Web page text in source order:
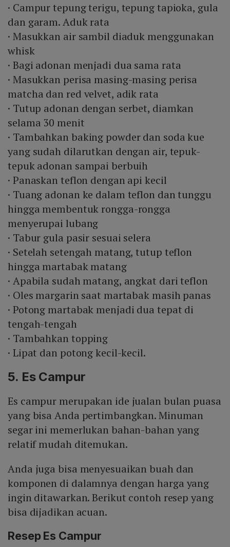
· Campur tepung terigu, tepung tapioka, gula
dan garam. Aduk rata
· Masukkan air sambil diaduk menggunakan
whisk
· Bagi adonan menjadi dua sama rata
· Masukkan perisa masing-masing perisa
matcha dan red velvet, adik rata
· Tutup adonan dengan serbet, diamkan
selama 30 menit
· Tambahkan baking powder dan soda kue
yang sudah dilarutkan dengan air, tepuk-
tepuk adonan sampai berbuih
· Panaskan teflon dengan api kecil
· Tuang adonan ke dalam teflon dan tunggu
hingga membentuk rongga-rongga
menyerupai lubang
· Tabur gula pasir sesuai selera
· Setelah setengah matang, tutup teflon
hingga martabak matang
· Apabila sudah matang, angkat dari teflon
· Oles margarin saat martabak masih panas
· Potong martabak menjadi dua tepat di
tengah-tengah
· Tambahkan topping
· Lipat dan potong kecil-kecil.
5. Es Campur
Es campur merupakan ide jualan bulan puasa
yang bisa Anda pertimbangkan. Minuman
segar ini memerlukan bahan-bahan yang
relatif mudah ditemukan.
Anda juga bisa menyesuaikan buah dan
komponen di dalamnya dengan harga yang
ingin ditawarkan. Berikut contoh resep yang
bisa dijadikan acuan.
Resep Es Campur